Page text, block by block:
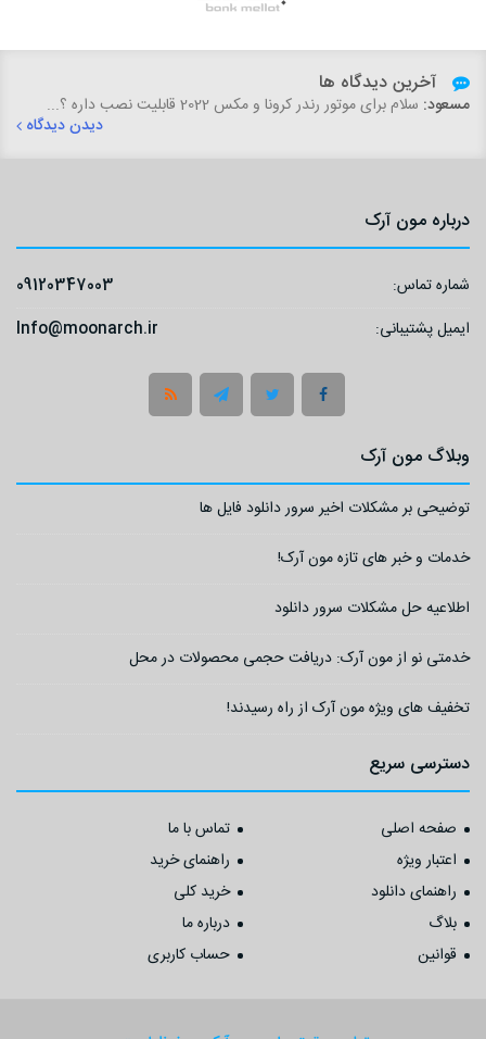
آخرین دیدگاه ها
مسعود: سلام برای موتور رندر کرونا و مکس 2022 قابلیت نصب داره ؟...
دیدن دیدگاه
درباره مون آرک
شماره تماس:
09120347003
ایمیل پشتیبانی:
Info@moonarch.ir
وبلاگ مون آرک
توضیحی بر مشکلات اخیر سرور دانلود فایل ها
خدمات و خبر های تازه مون آرک!
اطلاعیه حل مشکلات سرور دانلود
خدمتی نو از مون آرک: دریافت حجمی محصولات در محل
تخفیف های ویژه مون آرک از راه رسیدند!
دسترسی سریع
صفحه اصلی
تماس با ما
اعتبار ویژه
راهنمای خرید
راهنمای دانلود
خرید کلی
بلاگ
درباره ما
قوانین
حساب کاربری